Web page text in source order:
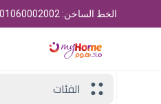
الخط الساخن: 01060002002
الفئات